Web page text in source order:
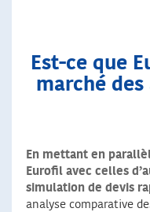
Est-ce que
marché des
En mettant en
Eurofil avec celles
simulation de devis
analyse comparative